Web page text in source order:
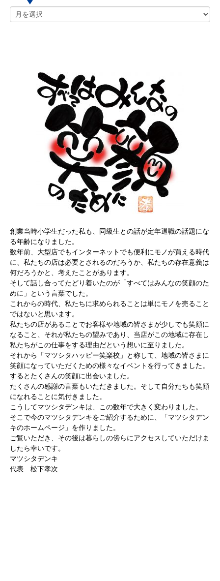
創業当時小学生だった私も、同級生との話が定年退職の話題にな
る年齢になりました。
数年前、大型店でもインターネットでも便利にモノが買える時代
に、私たちの店は必要とされるのだろうか、私たちの存在意義は
何だろうかと、考えたことがあります。
そして話し合ってたどり着いたのが「すべてはみんなの笑顔のた
めに」という言葉でした。
これからの時代、私たちに求められることは単にモノを売ること
ではないと思います。
私たちの店があることでお客様や地域の皆さまが少しでも笑顔に
なること、それが私たちの望みであり、当店がこの地域に存在し
私たちがこの仕事をする理由だという想いに至りました。
それから「マツシタハッピー笑楽校」と称して、地域の皆さまに
笑顔になっていただくための様々なイベントを行ってきました。
するとたくさんの笑顔に出会いました。
たくさんの感謝の言葉もいただきました。そして自分たちも笑顔
になれることに気付きました。
こうしてマツシタデンキは、この数年で大きく変わりました。
そこで今のマツシタデンキをご紹介するために、「マツシタデン
キのホームページ」を作りました。
ご覧いただき、その後は暮らしの傍らにアクセスしていただけま
したら幸いです。
マツシタデンキ
代表 松下孝次